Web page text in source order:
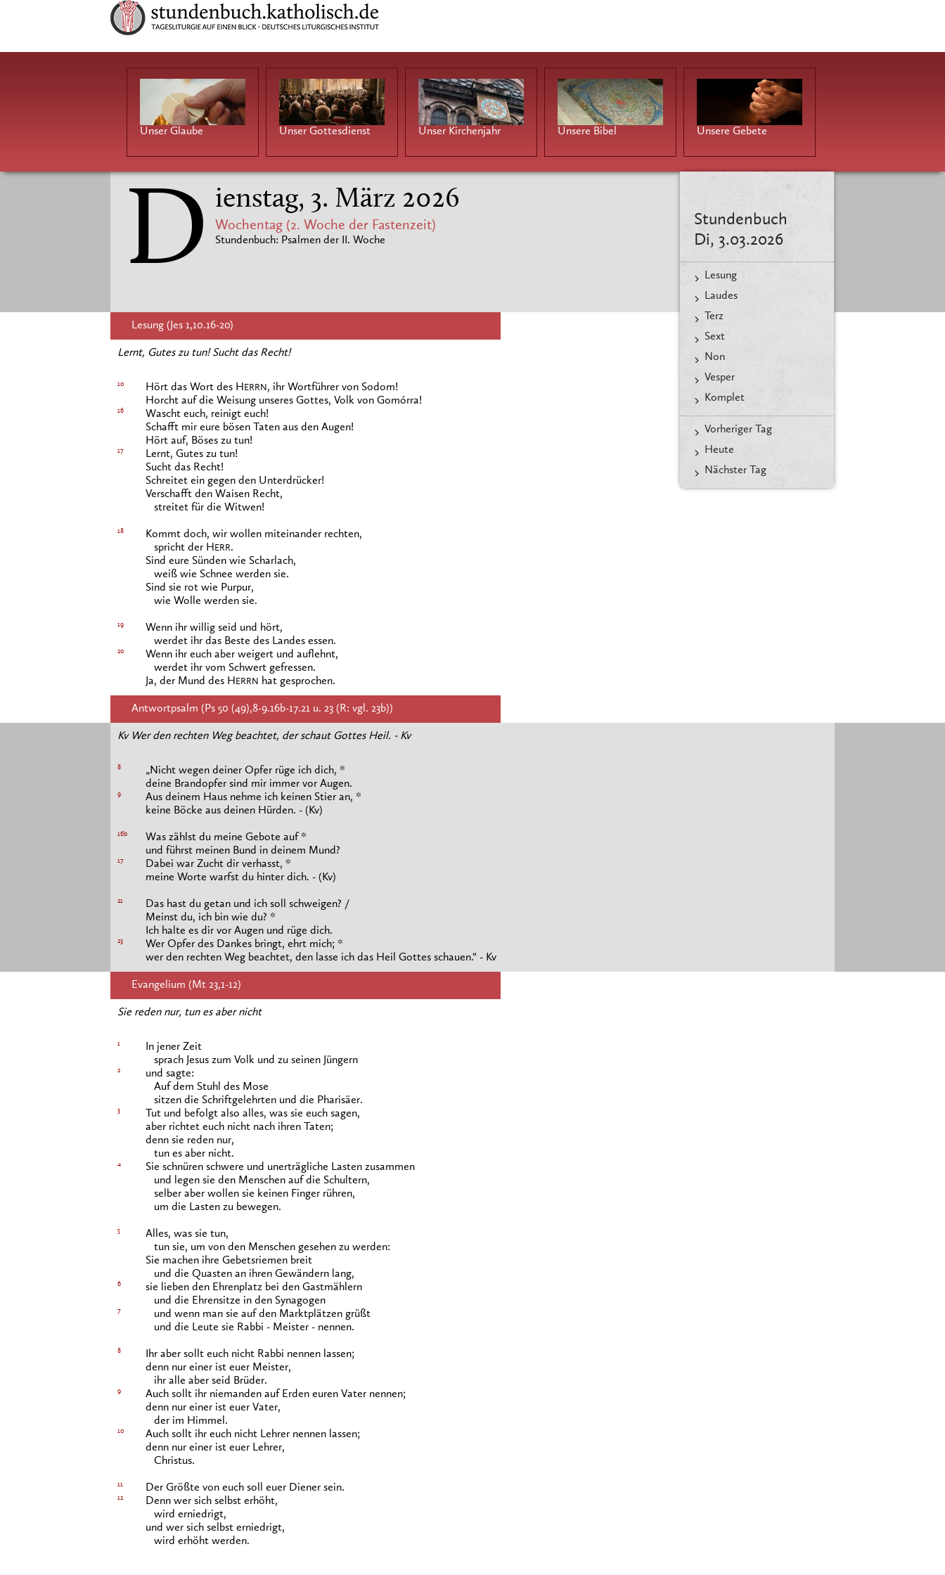
Unser Glaube Unser Gottesdienst Unser Kirchenjahr Unsere Bibel Unsere Gebete
Stundenbuch
Di, 3.03.2026
Lesung
Laudes
Terz
Sext
Non
Vesper
Komplet
Vorheriger Tag
Heute
Nächster Tag
D ienstag, 3. März 2026
Wochentag (2. Woche der Fastenzeit)
Stundenbuch: Psalmen der II. Woche
Lesung (Jes 1,10.16-20)
Lernt, Gutes zu tun! Sucht das Recht!
10 Hört das Wort des H ERRN , ihr Wortführer von Sodom!
Horcht auf die Weisung unseres Gottes, Volk von Gomórra!
16
Wascht euch, reinigt euch!
Schafft mir eure bösen Taten aus den Augen!
Hört auf, Böses zu tun!
17
Lernt, Gutes zu tun!
Sucht das Recht!
Schreitet ein gegen den Unterdrücker!
Verschafft den Waisen Recht,
streitet für die Witwen!
18
Kommt doch, wir wollen miteinander rechten,
spricht der H ERR.
Sind eure Sünden wie Scharlach,
weiß wie Schnee werden sie.
Sind sie rot wie Purpur,
wie Wolle werden sie.
19
Wenn ihr willig seid und hört,
werdet ihr das Beste des Landes essen.
20
Wenn ihr euch aber weigert und auflehnt,
werdet ihr vom Schwert gefressen.
Ja, der Mund des H ERRN hat gesprochen.
Antwortpsalm (Ps 50 (49),8-9.16b-17.21 u. 23 (R: vgl. 23b))
Kv Wer den rechten Weg beachtet, der schaut Gottes Heil. - Kv
8
„Nicht wegen deiner Opfer rüge ich dich, *
deine Brandopfer sind mir immer vor Augen.
9
Aus deinem Haus nehme ich keinen Stier an, *
keine Böcke aus deinen Hürden. - (Kv)
16b
Was zählst du meine Gebote auf *
und führst meinen Bund in deinem Mund?
17
Dabei war Zucht dir verhasst, *
meine Worte warfst du hinter dich. - (Kv)
21
Das hast du getan und ich soll schweigen? /
Meinst du, ich bin wie du? *
Ich halte es dir vor Augen und rüge dich.
23
Wer Opfer des Dankes bringt, ehrt mich; *
wer den rechten Weg beachtet, den lasse ich das Heil Gottes schauen.“ - Kv
Evangelium (Mt 23,1-12)
Sie reden nur, tun es aber nicht
1
In jener Zeit
sprach Jesus zum Volk und zu seinen Jüngern
2
und sagte:
Auf dem Stuhl des Mose
sitzen die Schriftgelehrten und die Pharisäer.
3
Tut und befolgt also alles, was sie euch sagen,
aber richtet euch nicht nach ihren Taten;
denn sie reden nur,
tun es aber nicht.
4
Sie schnüren schwere und unerträgliche Lasten zusammen
und legen sie den Menschen auf die Schultern,
selber aber wollen sie keinen Finger rühren,
um die Lasten zu bewegen.
5
Alles, was sie tun,
tun sie, um von den Menschen gesehen zu werden:
Sie machen ihre Gebetsriemen breit
und die Quasten an ihren Gewändern lang,
6
sie lieben den Ehrenplatz bei den Gastmählern
und die Ehrensitze in den Synagogen
7
und wenn man sie auf den Marktplätzen grüßt
und die Leute sie Rabbi - Meister - nennen.
8
Ihr aber sollt euch nicht Rabbi nennen lassen;
denn nur einer ist euer Meister,
ihr alle aber seid Brüder.
9
Auch sollt ihr niemanden auf Erden euren Vater nennen;
denn nur einer ist euer Vater,
der im Himmel.
10
Auch sollt ihr euch nicht Lehrer nennen lassen;
denn nur einer ist euer Lehrer,
Christus.
11 Der Größte von euch soll euer Diener sein.
12
Denn wer sich selbst erhöht,
wird erniedrigt,
und wer sich selbst erniedrigt,
wird erhöht werden.